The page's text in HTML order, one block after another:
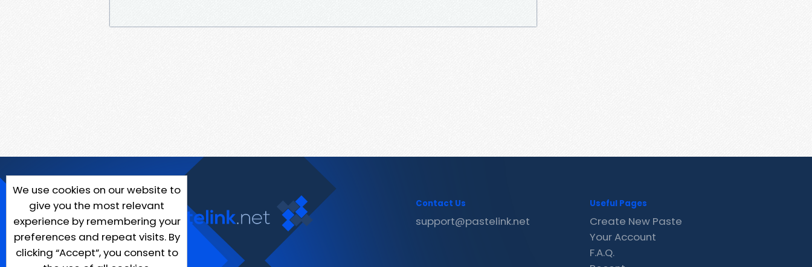
We use cookies on our website to
give you the most relevant
experience by remembering your
preferences and repeat visits. By
clicking “Accept”, you consent to
Contact Us
support@pastelink.net
Useful Pages
Create New Paste
Your Account
F.A.Q.